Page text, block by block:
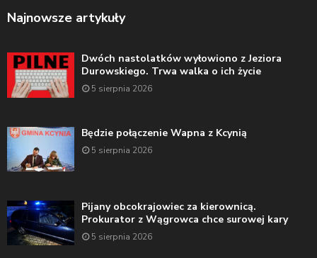
Najnowsze artykuły
Dwóch nastolatków wyłowiono z Jeziora
Durowskiego. Trwa walka o ich życie
5 sierpnia 2026
Będzie połączenie Wapna z Kcynią
5 sierpnia 2026
Pijany obcokrajowiec za kierownicą.
Prokurator z Wągrowca chce surowej kary
5 sierpnia 2026